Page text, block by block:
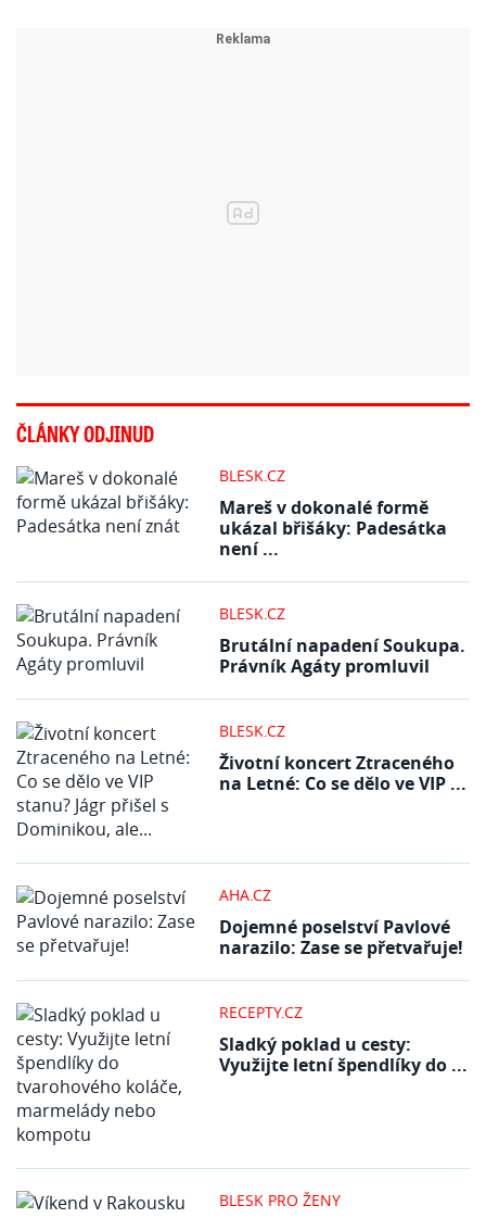
ČLÁNKY ODJINUD
BLESK.CZ
Mareš v dokonalé formě
ukázal břišáky: Padesátka
není ...
BLESK.CZ
Brutální napadení Soukupa.
Právník Agáty promluvil
BLESK.CZ
Životní koncert Ztraceného
na Letné: Co se dělo ve VIP ...
AHA.CZ
Dojemné poselství Pavlové
narazilo: Zase se přetvařuje!
RECEPTY.CZ
Sladký poklad u cesty:
Využijte letní špendlíky do ...
BLESK PRO ŽENY